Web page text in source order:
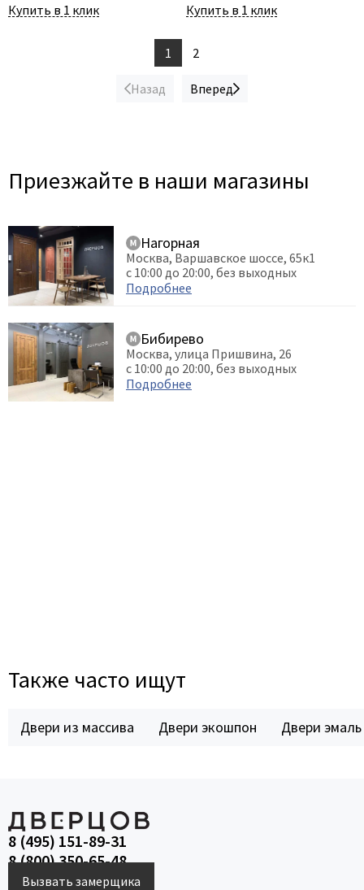
Купить в 1 клик Купить в 1 клик
Назад
1 2
Вперед
Приезжайте в наши магазины
Нагорная
Москва, Варшавское шоссе, 65к1
с 10:00 до 20:00, без выходных
Подробнее
Бибирево
Москва, улица Пришвина, 26
с 10:00 до 20:00, без выходных
Подробнее
Также часто ищут
Двери из массива Двери экошпон Двери эмаль
8 (495) 151-89-31
8 (800) 350-65-48
Вызвать замерщика